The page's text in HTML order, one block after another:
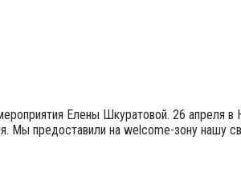
Елены Шкуратовой. 26 апреля в
Мы предоставили на welcome-зону нашу